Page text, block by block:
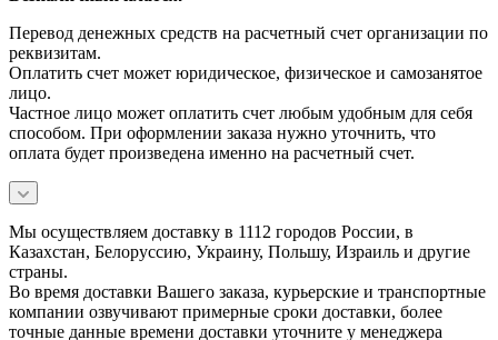
Перевод денежных средств на расчетный счет организации по
реквизитам.
Оплатить счет может юридическое, физическое и самозанятое
лицо.
Частное лицо может оплатить счет любым удобным для себя
способом. При оформлении заказа нужно уточнить, что
оплата будет произведена именно на расчетный счет.
Мы осуществляем доставку в 1112 городов России, в
Казахстан, Белоруссию, Украину, Польшу, Израиль и другие
страны.
Во время доставки Вашего заказа, курьерские и транспортные
компании озвучивают примерные сроки доставки, более
точные данные времени доставки уточните у менеджера